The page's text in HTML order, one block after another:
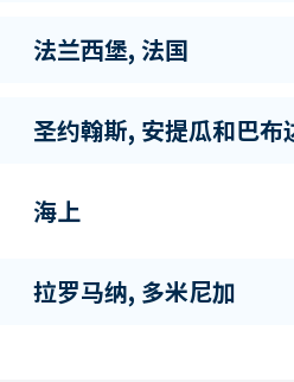
法兰西堡, 法国
圣约翰斯, 安提瓜和巴布
海上
拉罗马纳, 多米尼加